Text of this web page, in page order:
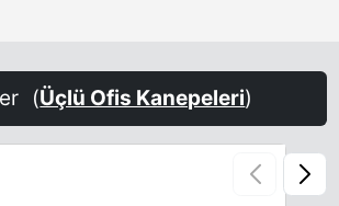
(Üçlü Ofis Kanepeleri)